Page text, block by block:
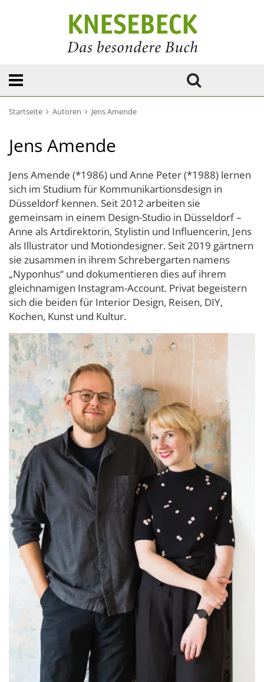
Startseite Autoren Jens Amende
Jens Amende
Jens Amende (*1986) und Anne Peter (*1988) lernen
sich im Studium für Kommunikartionsdesign in
Düsseldorf kennen. Seit 2012 arbeiten sie
gemeinsam in einem Design-Studio in Düsseldorf –
Anne als Artdirektorin, Stylistin und Influencerin, Jens
als Illustrator und Motiondesigner. Seit 2019 gärtnern
sie zusammen in ihrem Schrebergarten namens
„Nyponhus“ und dokumentieren dies auf ihrem
gleichnamigen Instagram-Account. Privat begeistern
sich die beiden für Interior Design, Reisen, DIY,
Kochen, Kunst und Kultur.